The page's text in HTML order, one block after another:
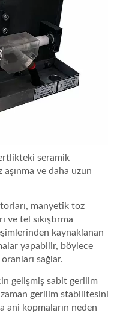
seramik
ve daha uzun
manyetik toz
ve tel sıkıştırma
kaynaklanan
yapabilir, böylece
sağlar.
gelişmiş sabit gerilim
gerilim stabilitesini
ani kopmaların neden